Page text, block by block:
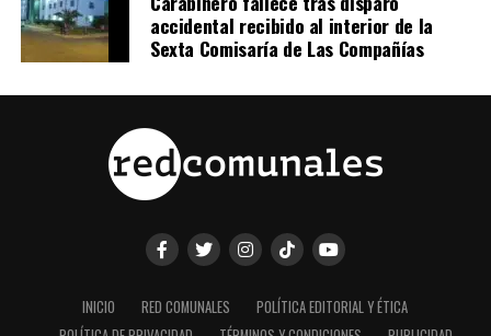
accidental recibido al interior de la
Sexta Comisaría de Las Compañías
INICIO RED COMUNALES
POLÍTICA EDITORIAL Y ÉTICA